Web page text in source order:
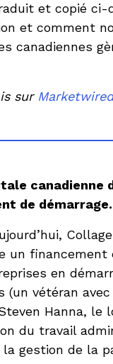
et copié ci-
et comment
canadiennes
sur Marketwired
canadienne
de démarrage.
un
en
(un vétéran
Hanna, le
du travail
gestion de la